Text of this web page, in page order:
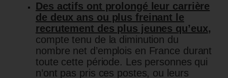
Des actifs ont prolongé leur carrière
de deux ans ou plus freinant le
recrutement des plus jeunes qu’eux,
compte tenu de la diminution du
nombre net d’emplois en France durant
toute cette période. Les personnes qui
n’ont pas pris ces postes, ou leurs